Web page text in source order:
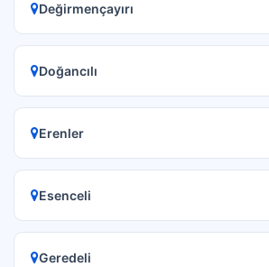
Değirmençayırı
Doğancılı
Erenler
Esenceli
Geredeli